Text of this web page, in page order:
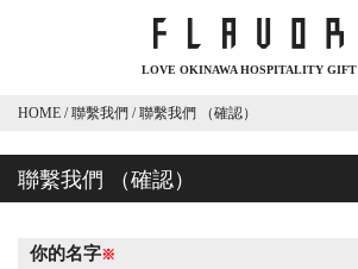
LOVE OKINAWA HOSPITALITY GIFT
HOME /聯繫我們 /聯繫我們 （確認）
聯繫我們 （確認）
你的名字※